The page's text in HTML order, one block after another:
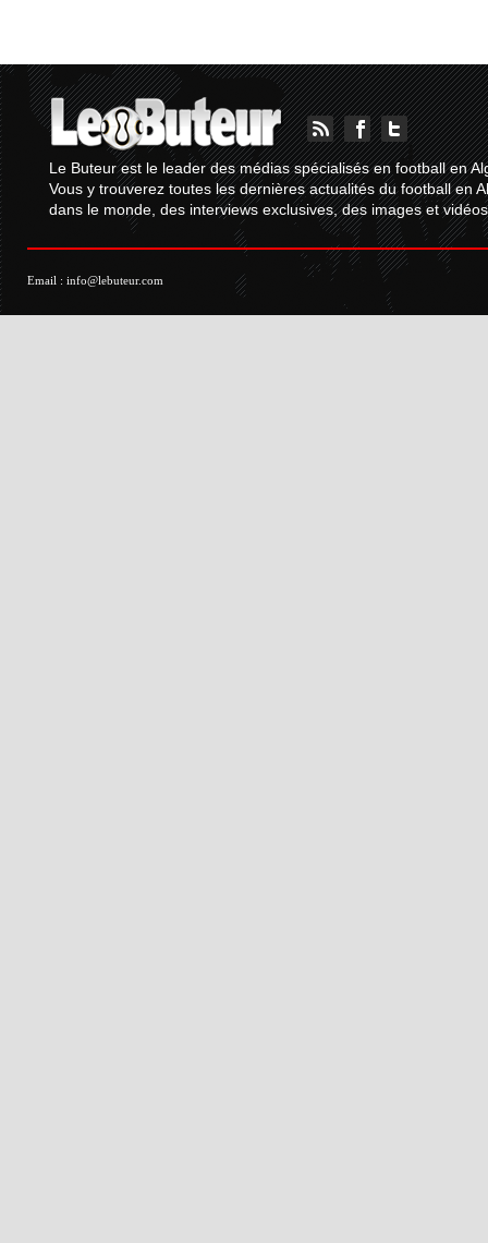
Le Buteur est le leader des médias spécialisés en football en
Vous y trouverez toutes les dernières actualités du football en
dans le monde, des interviews exclusives, des images et
Email : info@lebuteur.com